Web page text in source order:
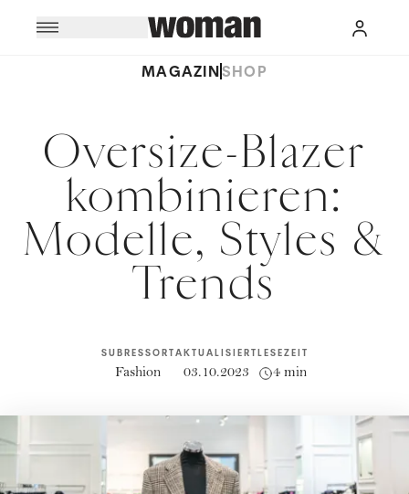
MAGAZINSHOP
Oversize-Blazer
kombinieren:
Modelle, Styles &
Trends
SUBRESSORT
Fashion
AKTUALISIERT
03.10.2023
LESEZEIT
4 min